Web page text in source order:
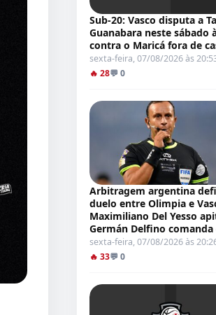
Sub-20: Vasco disputa a
Guanabara neste sábado
contra o Maricá fora de
sexta-feira, 07/08/2026 às
🔥 28💬 0
Arbitragem argentina
duelo entre Olimpia e
Maximiliano Del Yesso
Germán Delfino comanda
sexta-feira, 07/08/2026 às
🔥 33💬 0